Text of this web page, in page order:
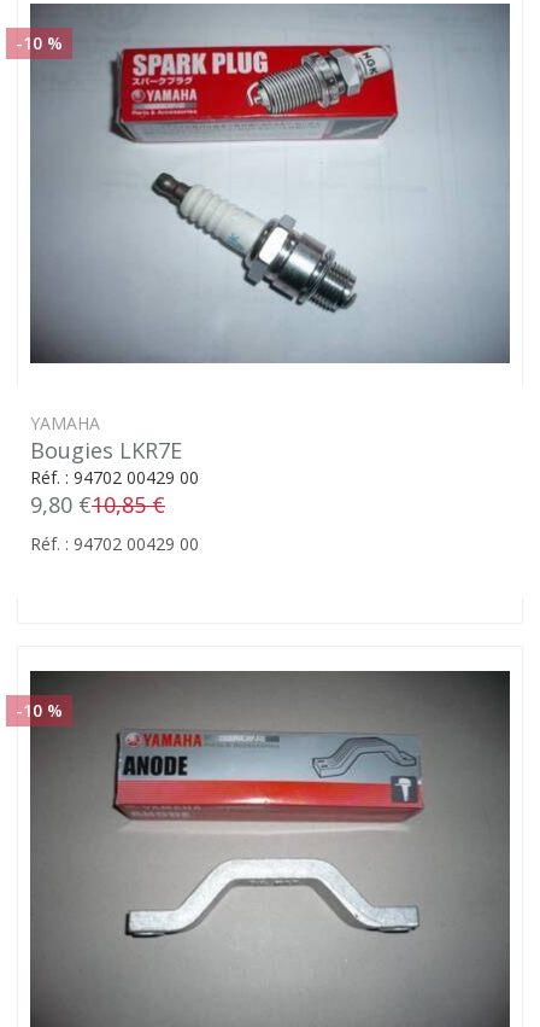
-10 %
YAMAHA
Bougies LKR7E
Réf. : 94702 00429 00
9,80 €10,85 €
Réf. : 94702 00429 00
-10 %